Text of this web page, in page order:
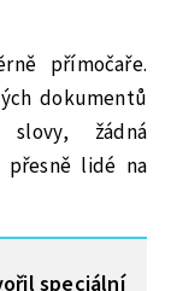
přímočaře.
dokumentů
žádná
přesně lidé na
speciální